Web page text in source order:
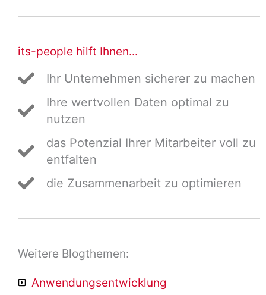
its-people hilft Ihnen...
Ihr Unternehmen sicherer zu machen
Ihre wertvollen Daten optimal zu
nutzen
das Potenzial Ihrer Mitarbeiter voll zu
entfalten
die Zusammenarbeit zu optimieren
Weitere Blogthemen:
Anwendungsentwicklung